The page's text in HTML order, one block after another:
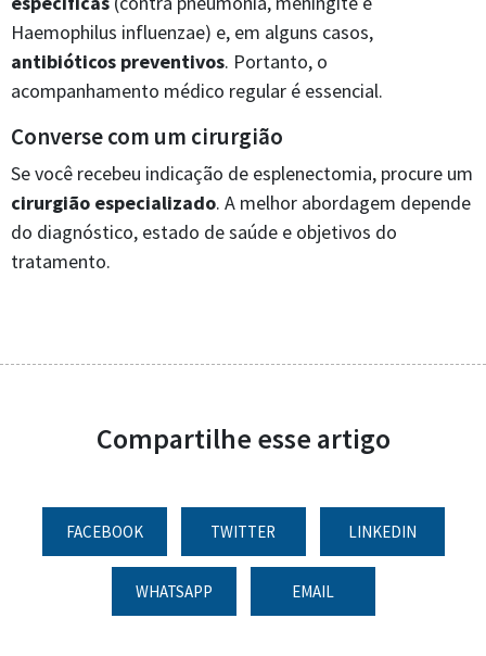
Haemophilus influenzae) e, em alguns casos,
antibióticos preventivos. Portanto, o
acompanhamento médico regular é essencial.
Converse com um cirurgião
Se você recebeu indicação de esplenectomia, procure um
cirurgião especializado. A melhor abordagem depende
do diagnóstico, estado de saúde e objetivos do
tratamento.
Compartilhe esse artigo
FACEBOOK TWITTER LINKEDIN
WHATSAPP EMAIL